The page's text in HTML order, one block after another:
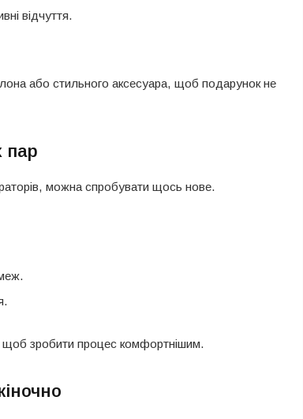
відчуття.
або стильного аксесуара, щоб подарунок не
пар
можна спробувати щось нове.
зробити процес комфортнішим.